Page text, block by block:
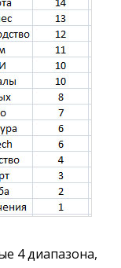
4 диапазона,